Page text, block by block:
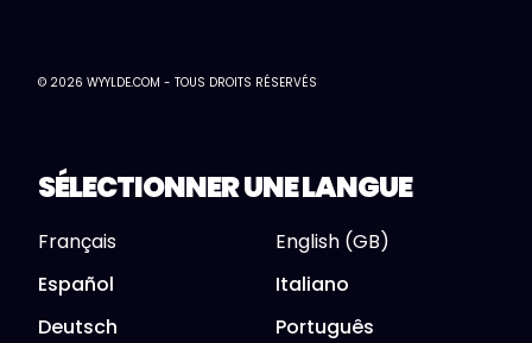
© 2026 WYYLDE.COM - TOUS DROITS RÉSERVÉS
SÉLECTIONNER UNE LANGUE
Français
English (GB)
Español
Italiano
Deutsch
Português